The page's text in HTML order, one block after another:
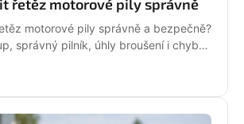
řetěz motorové pily správně
motorové pily správně a bezpečně?
správný pilník, úhly broušení i chyby,